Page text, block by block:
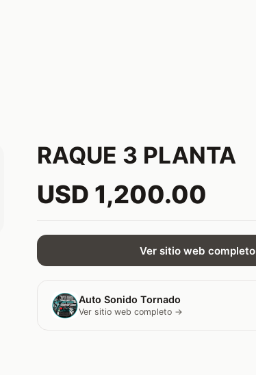
RAQUE 3 PLANTA
USD 1,200.00
Ver sitio web completo
Auto Sonido Tornado
Ver sitio web completo →